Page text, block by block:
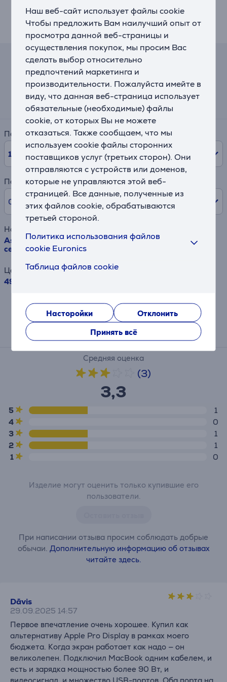
Наш веб-сайт использует файлы cookie
Чтобы предложить Вам наилучший опыт от
просмотра данной веб-страницы и
осуществления покупок, мы просим Вас
сделать выбор относительно
предпочтений маркетинга и
производительности. Пожалуйста имейте в
виду, что данная веб-страница использует
обязательные (необходимые) файлы
cookie, от которых Вы не можете
отказаться. Также сообщаем, что мы
используем cookie файлы сторонних
поставщиков услуг (третьих сторон). Они
отправляются с устройств или доменов,
которые не управляются этой веб-
страницей. Все данные, полученные из
этих файлов cookie, обрабатываются
третьей стороной.
Политика использования файлов
cookie Euronics
Таблица файлов cookie
Насторойки
Отклонить
Принять всё
Описание
Калькулятор лизинга и аренды
Примерный размер ежемесячного платежа
53 €
Период
10 мес.
Первый взнос
0% / 0,00 €
Наименование товара
Asus ProArt PA279CRV, 27'', UHD, IPS, USB-C,
серебристый - Монитор
Цена
499.99 €
Результат информативен и основан на
приблизительной оценке.
Отзывы
Средняя оценка
(3)
3,3
5
1
4
0
3
1
2
1
1
0
Изделие могут оценить только купившие его
пользователи.
При написании отзыва просим соблюдать добрые
обычаи. Дополнительную информацию об отзывах
читайте здесь.
Dāvis
29.09.2025 14:57
Первое впечатление очень хорошее. Купил как
альтернативу Apple Pro Display в рамках моего
бюджета. Когда экран работает как надо — он
великолепен. Подключил MacBook одним кабелем, и
есть и зарядка мощностью более 90 Вт, и